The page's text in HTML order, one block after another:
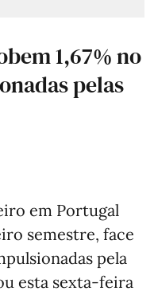
1,67% no
pelas
em Portugal
semestre, face
pela
esta sexta-feira